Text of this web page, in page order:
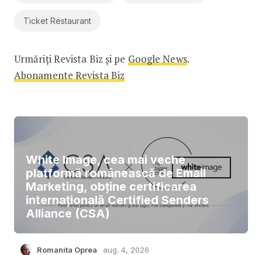
Ticket Restaurant
Urmăriți Revista Biz și pe Google News.
Abonamente Revista Biz
White Image, cea mai veche
platformă românească de Email
Marketing, obține certificarea
internațională Certified Senders
Alliance (CSA)
Romanita Oprea aug. 4, 2026